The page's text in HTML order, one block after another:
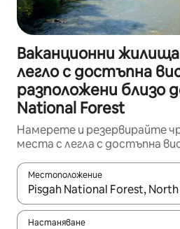
Ваканционни
легло с достъпна
разположени близо
National Forest
Намерете и резервирайте
места с легла с достъпна
Местоположение
Когато резултатите се
Настаняване